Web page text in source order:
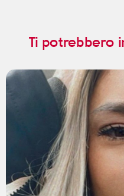
Ti potrebbero